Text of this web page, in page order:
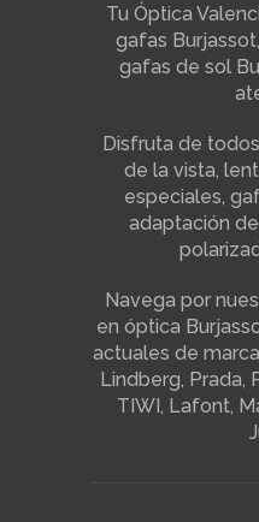
Tu Óptica
gafas
gafas de sol
Disfruta de
de la vista,
especiales,
adaptación
Navega por
en óptica
actuales de
Lindberg, Prada,
TIWI, Lafont,